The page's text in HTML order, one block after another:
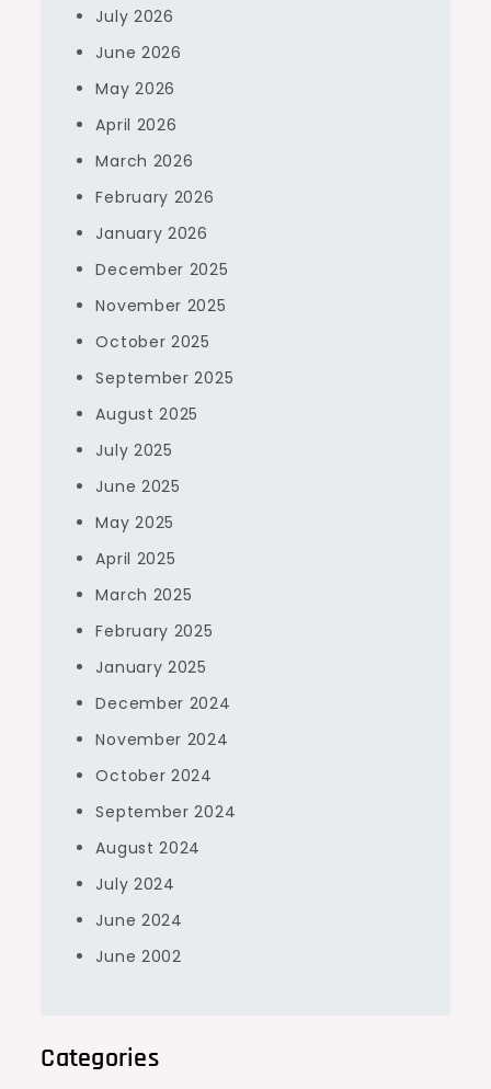
July 2026
June 2026
May 2026
April 2026
March 2026
February 2026
January 2026
December 2025
November 2025
October 2025
September 2025
August 2025
July 2025
June 2025
May 2025
April 2025
March 2025
February 2025
January 2025
December 2024
November 2024
October 2024
September 2024
August 2024
July 2024
June 2024
June 2002
Categories